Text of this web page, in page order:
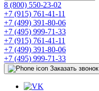
8 (800) 550-23-02
+7 (915) 761-41-11
+7 (499) 391-80-06
+7 (495) 999-71-33
+7 (915) 761-41-11
+7 (499) 391-80-06
+7 (495) 999-71-33
Заказать звонок